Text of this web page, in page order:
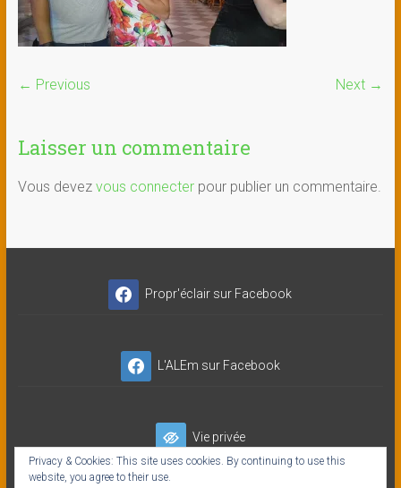
← Previous Next →
Laisser un commentaire
Vous devez vous connecterpour publier un commentaire.
Propr'éclair sur Facebook
L'ALEm sur Facebook
Vie privée
Privacy & Cookies: This site uses cookies. By continuing to use this
website, you agree to their use.